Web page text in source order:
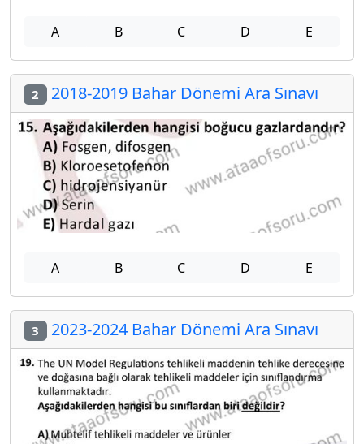
A B C D E
2 2018-2019 Bahar Dönemi Ara Sınavı
A B C D E
3 2023-2024 Bahar Dönemi Ara Sınavı